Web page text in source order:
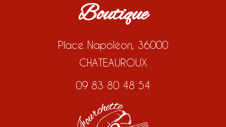
Boutique
Place Napoléon, 36000
CHATEAUROUX
09 83 80 48 54